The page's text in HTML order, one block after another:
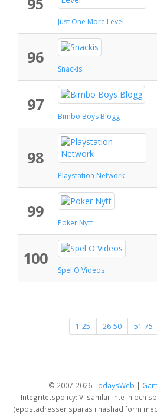
Just One More Level
96
Snackis
97
Bimbo Boys Blogg
98
Playstation Network
99
Poker Nytt
100
Spel O Videos
1-25 26-50 51-75
© 2007-2026TodaysWeb |
Integritetspolicy: Vi samlar inte in och
(epostadresser sparas i hashad form